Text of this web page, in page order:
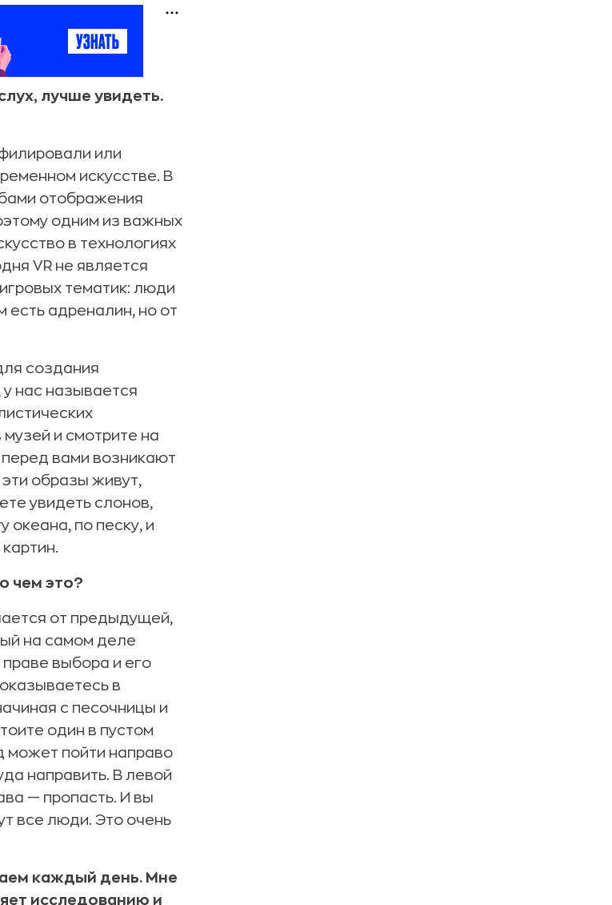
лучше увидеть.
или
искусстве. В
отображения
одним из важных
в технологиях
VR не является
тематик: люди
есть адреналин, но от
создания
нас называется
и смотрите на
вами возникают
образы живут,
увидеть слонов,
океана, по песку, и
чем это?
от предыдущей,
на самом деле
выбора и его
в
с песочницы и
один в пустом
может пойти направо
направить. В левой
— пропасть. И вы
все люди. Это очень
каждый день. Мне
исследованию и